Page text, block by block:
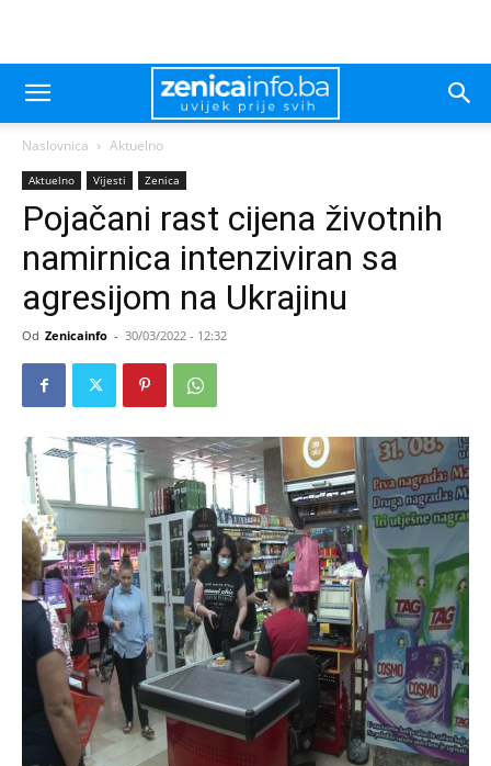
Naslovnica Aktuelno
Aktuelno Vijesti Zenica
Pojačani rast cijena životnih
namirnica intenziviran sa
agresijom na Ukrajinu
Od Zenicainfo - 30/03/2022 - 12:32